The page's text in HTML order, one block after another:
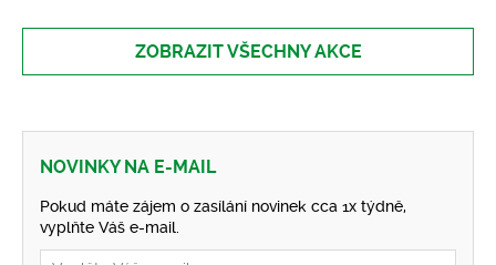
ZOBRAZIT VŠECHNY AKCE
NOVINKY NA E-MAIL
Pokud máte zájem o zasílání novinek cca 1x týdně,
vyplňte Váš e-mail.